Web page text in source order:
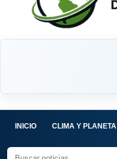
INICIO CLIMA Y PLANETA